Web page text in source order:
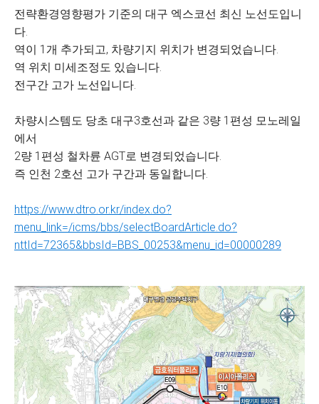
게
게
전략환경영향평가 기준의 대구 엑스코선 최신 노선도입니
다.
역이 1개 추가되고, 차량기지 위치가 변경되었습니다.
역 위치 미세조정도 있습니다.
전구간 고가 노선입니다.
차량시스템도 당초 대구3호선과 같은 3량 1편성 모노레일
에서
2량 1편성 철차륜 AGT로 변경되었습니다.
즉 인천 2호선 고가 구간과 동일합니다.
https://www.dtro.or.kr/index.do?
menu_link=/icms/bbs/selectBoardArticle.do?
nttId=72365&bbsId=BBS_00253&menu_id=00000289